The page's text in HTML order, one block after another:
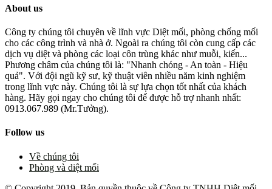
About us
Công ty chúng tôi chuyên về lĩnh vực Diệt mối, phòng chống mối
cho các công trình và nhà ở. Ngoài ra chúng tôi còn cung cấp các
dịch vụ diệt và phòng các loại côn trùng khác như muỗi, kiến...
Phương châm của chúng tôi là: "Nhanh chóng - An toàn - Hiệu
quả". Với đội ngũ kỹ sư, kỹ thuật viên nhiều năm kinh nghiệm
trong lĩnh vực này. Chúng tôi là sự lựa chọn tốt nhất của khách
hàng. Hãy gọi ngay cho chúng tôi để được hỗ trợ nhanh nhất:
0913.067.989 (Mr.Tưởng).
Follow us
Về chúng tôi
Phòng và diệt mối